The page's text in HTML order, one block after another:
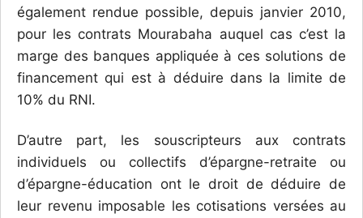
également rendue possible, depuis janvier 2010,
pour les contrats Mourabaha auquel cas c’est la
marge des banques appliquée à ces solutions de
financement qui est à déduire dans la limite de
10% du RNI.
D’autre part, les souscripteurs aux contrats
individuels ou collectifs d’épargne-retraite ou
d’épargne-éducation ont le droit de déduire de
leur revenu imposable les cotisations versées au